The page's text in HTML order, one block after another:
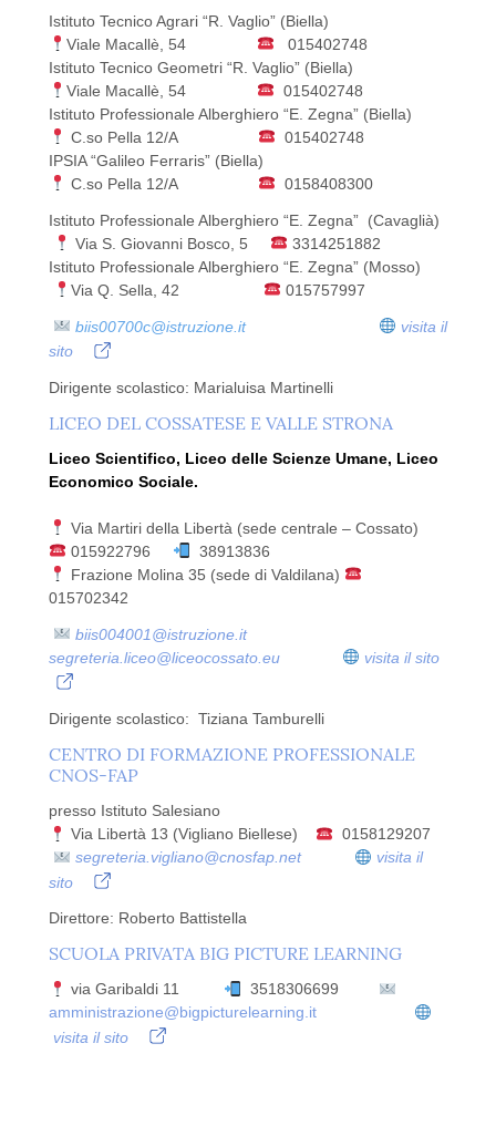
Istituto Tecnico Agrari “R. Vaglio” (Biella)
Viale Macallè, 54
015402748
Istituto Tecnico Geometri “R. Vaglio” (Biella)
Viale Macallè, 54
015402748
Istituto Professionale Alberghiero “E. Zegna” (Biella)
C.so Pella 12/A
015402748
IPSIA “Galileo Ferraris” (Biella)
C.so Pella 12/A
0158408300
Istituto Professionale Alberghiero “E. Zegna” (Cavaglià)
Via S. Giovanni Bosco, 5
3314251882
Istituto Professionale Alberghiero “E. Zegna” (Mosso)
Via Q. Sella, 42
015757997
biis00700c@istruzione.it
visita il
sito
Dirigente scolastico: Marialuisa Martinelli
LICEO DEL COSSATESE E VALLE STRONA
Liceo Scientifico, Liceo delle Scienze Umane, Liceo
Economico Sociale.
Via Martiri della Libertà (sede centrale – Cossato)
015922796
38913836
Frazione Molina 35 (sede di Valdilana)
015702342
biis004001@istruzione.it
segreteria.liceo@liceocossato.eu
visita il sito
Dirigente scolastico: Tiziana Tamburelli
CENTRO DI FORMAZIONE PROFESSIONALE
CNOS-FAP
presso Istituto Salesiano
Via Libertà 13 (Vigliano Biellese)
0158129207
segreteria.vigliano@cnosfap.net
visita il
sito
Direttore: Roberto Battistella
SCUOLA PRIVATA BIG PICTURE LEARNING
via Garibaldi 11
3518306699
amministrazione@bigpicturelearning.it
visita il sito